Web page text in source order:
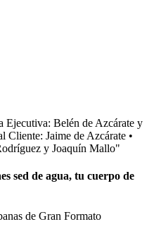
Ejecutiva: Belén de Azcárate y
Cliente: Jaime de Azcárate •
y Joaquín Mallo"
sed de agua, tu cuerpo de
de Gran Formato